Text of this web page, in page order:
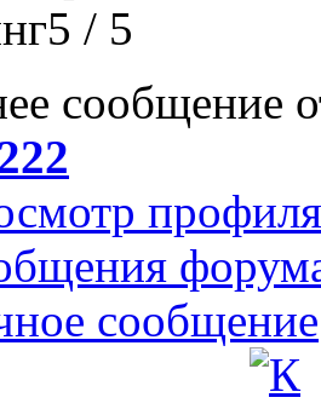
/ 5
сообщение
профиля
сообщение